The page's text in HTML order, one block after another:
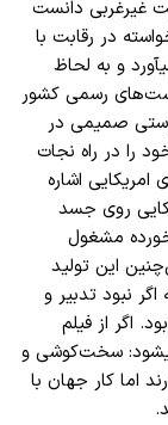
غیرغربی دانست
در رقابت با
و به لحاظ
های رسمی کشور
صمیمی در
را در راه نجات
امریکایی اشاره
روی جسد
مشغول
چنین این تولید
نبود تدبیر و
اگر از فیلم
سختکوشی و
اما کار جهان با